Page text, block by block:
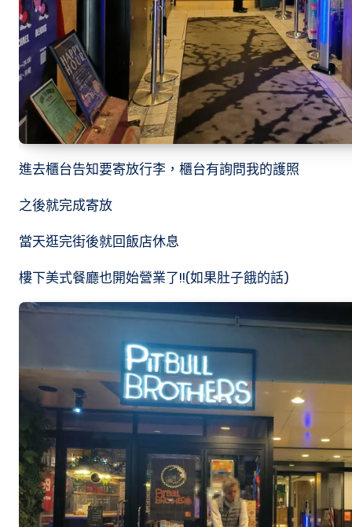
進去櫃台告知要寄放行李，櫃台有詢問我的護照
之後就完成寄放
當天逛完街後就回飯店休息
樓下美式餐廳也開始營業了!!(如果肚子餓的話)